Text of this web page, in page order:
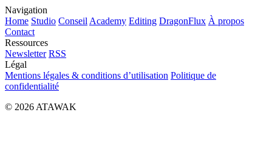
Navigation
Home Studio Conseil Academy Editing DragonFlux À propos
Contact
Ressources
Newsletter RSS
Légal
Mentions légales & conditions d’utilisation Politique de
confidentialité
© 2026 ATAWAK